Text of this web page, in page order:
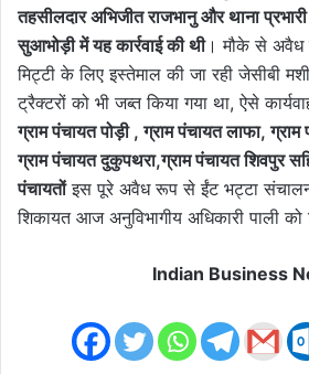
तहसीलदार अभिजीत राजभानु और थाना
सुआभोड़ी में यह कार्रवाई की थी। मौके से अवैध
मिट्टी के लिए इस्तेमाल की जा रही जेसीबी
ट्रैक्टरों को भी जब्त किया गया था, ऐसे
ग्राम पंचायत पोड़ी , ग्राम पंचायत लाफा, ग्राम
ग्राम पंचायत दुकुपथरा,ग्राम पंचायत शिवपुर
पंचायतोंइस पूरे अवैध रूप से ईंट भट्टा
शिकायत आज अनुविभागीय अधिकारी पाली को
Indian Business